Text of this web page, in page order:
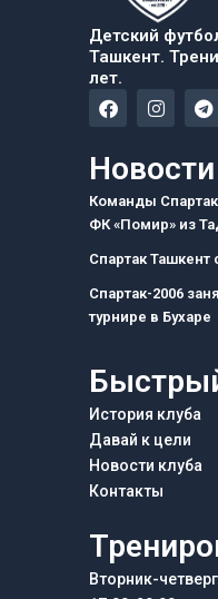
Детский
Ташкент.
лет.
F
a
e
b
o
k
I
n
a
g
r
a
m
T
e
g
a
m
Новости
Команды
ФК «Помир» из
Спартак Ташкент
Спартак-2006
турнире в Бухаре
История клуба
Давай к цели
Новости клуба
Контакты
Вторник-